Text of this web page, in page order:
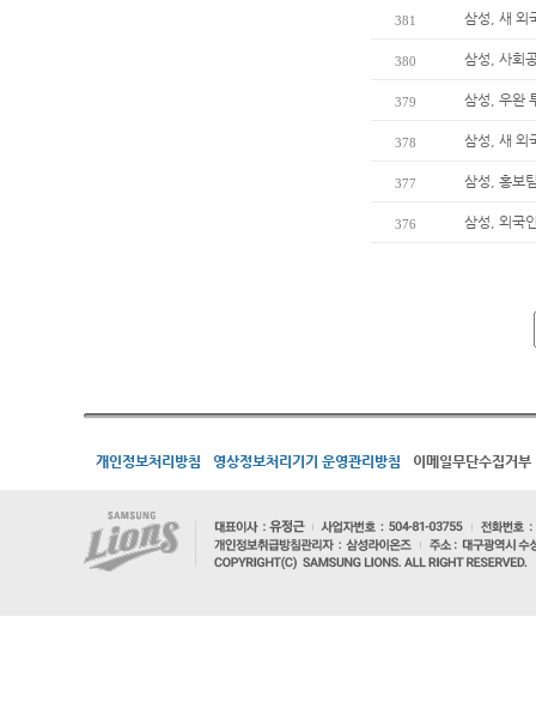
381 삼성, 새 외
380 삼성, 사회
379 삼성, 우완
378 삼성, 새 외
377 삼성, 홍보
376 삼성, 외국
개인정보처리방침 영상정보처리기기 운영관리방침 이메일무단수집거부